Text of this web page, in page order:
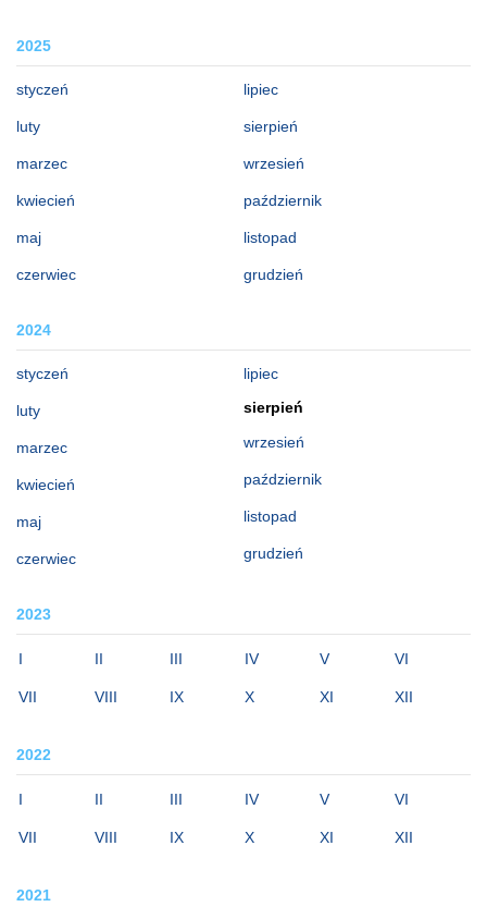
2025
styczeń
luty
marzec
kwiecień
maj
czerwiec
lipiec
sierpień
wrzesień
październik
listopad
grudzień
2024
styczeń
luty
marzec
kwiecień
maj
czerwiec
lipiec
sierpień
wrzesień
październik
listopad
grudzień
2023
I II III IV V VI
VII VIII IX X XI XII
2022
I II III IV V VI
VII VIII IX X XI XII
2021